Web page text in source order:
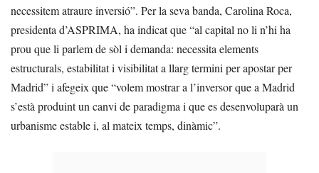
necessitem atraure inversió”. Per la seva banda, Carolina Roca,
presidenta d’ASPRIMA, ha indicat que “al capital no li n’hi ha
prou que li parlem de sòl i demanda: necessita elements
estructurals, estabilitat i visibilitat a llarg termini per apostar per
Madrid” i afegeix que “volem mostrar a l’inversor que a Madrid
s’està produint un canvi de paradigma i que es desenvoluparà un
urbanisme estable i, al mateix temps, dinàmic”.